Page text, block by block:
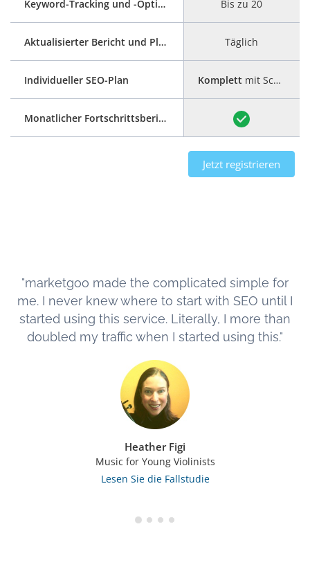
Keyword-Tracking und -Optimierung
Aktualisierter Bericht und Plan
Individueller SEO-Plan
Monatlicher Fortschrittsbericht
Bis zu 20
Täglich
Komplett mit Schritt-für-Schritt-Anleitung
Jetzt registrieren
"marketgoo made the complicated simple for
me. I never knew where to start with SEO until I
started using this service. Literally, I more than
doubled my traffic when I started using this."
Heather Figi
Music for Young Violinists
Lesen Sie die Fallstudie